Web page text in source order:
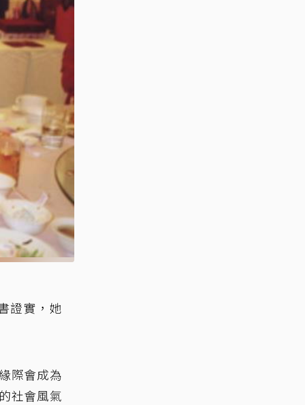
證實，她
際會成為
社會風氣